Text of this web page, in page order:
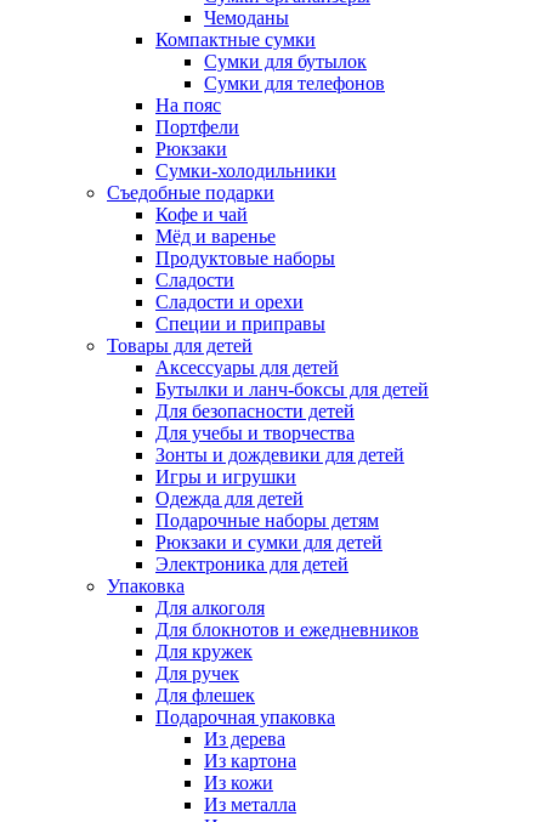
Чемоданы
Компактные сумки
Сумки для бутылок
Сумки для телефонов
На пояс
Портфели
Рюкзаки
Сумки-холодильники
Съедобные подарки
Кофе и чай
Мёд и варенье
Продуктовые наборы
Сладости
Сладости и орехи
Специи и приправы
Товары для детей
Аксессуары для детей
Бутылки и ланч-боксы для детей
Для безопасности детей
Для учебы и творчества
Зонты и дождевики для детей
Игры и игрушки
Одежда для детей
Подарочные наборы детям
Рюкзаки и сумки для детей
Электроника для детей
Упаковка
Для алкоголя
Для блокнотов и ежедневников
Для кружек
Для ручек
Для флешек
Подарочная упаковка
Из дерева
Из картона
Из кожи
Из металла